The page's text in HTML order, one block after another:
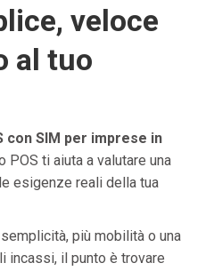
veloce
al tuo
con SIM per imprese in
POS ti aiuta a valutare una
esigenze reali della tua
più mobilità o una
incassi, il punto è trovare